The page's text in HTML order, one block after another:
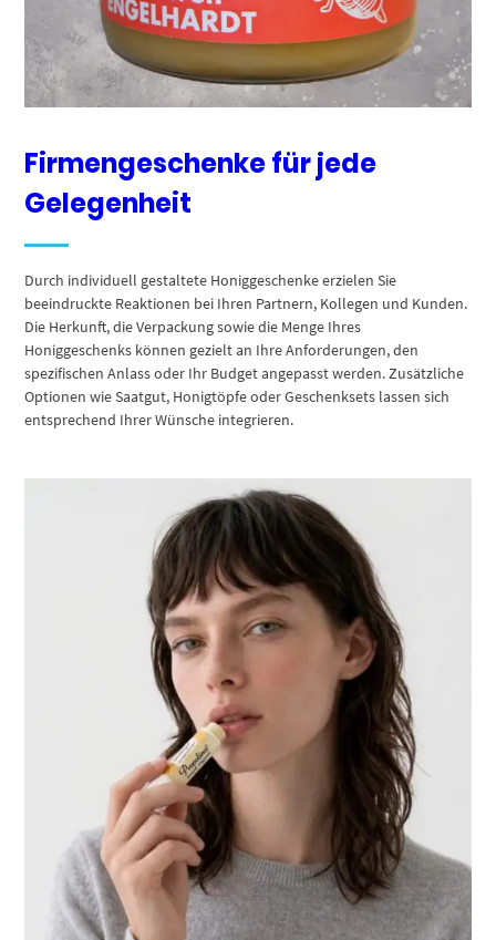
Firmengeschenke für jede
Gelegenheit
Durch individuell gestaltete Honiggeschenke erzielen Sie
beeindruckte Reaktionen bei Ihren Partnern, Kollegen und Kunden.
Die Herkunft, die Verpackung sowie die Menge Ihres
Honiggeschenks können gezielt an Ihre Anforderungen, den
spezifischen Anlass oder Ihr Budget angepasst werden. Zusätzliche
Optionen wie Saatgut, Honigtöpfe oder Geschenksets lassen sich
entsprechend Ihrer Wünsche integrieren.